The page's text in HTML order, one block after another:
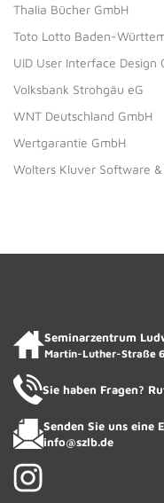
Thalia Bücher GmbH
Toto Lotto Baden-
UID User Interface Design
Volksbank Strohgäu eG
WNT Deutschland GmbH
Wertgarantie GmbH
Wolters Kluver Software &
Seminarzentrum
Martin-Luther-Straße
Sie haben Fragen?
Senden Sie uns eine
info@szlb.de
ACADIA